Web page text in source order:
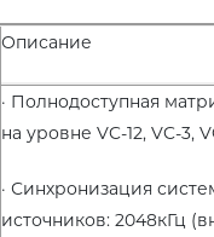
Описание
· Полнодоступная
на уровне VC-12, VC-3,
· Синхронизация
источников: 2048кГц